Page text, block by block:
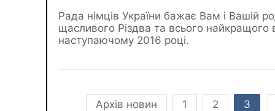
Рада німців України бажає Вам і Вашій
щасливого Різдва та всього найкращого
наступаючому 2016 році.
Архів новин 1 2
3